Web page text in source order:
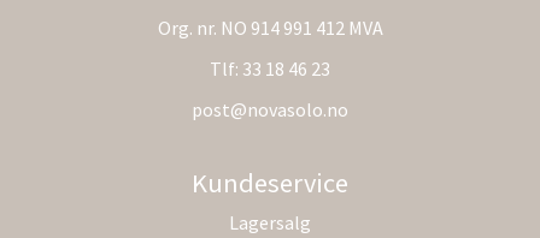
Org. nr. NO 914 991 412 MVA
Tlf: 33 18 46 23
post@novasolo.no
Kundeservice
Lagersalg